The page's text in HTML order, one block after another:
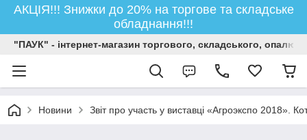
АКЦІЯ!!! Знижки до 20% на торгове та складське
обладнання!!!
"ПАУК" - інтернет-магазин торгового, складського,
Новини Звіт про участь у виставці «Агроэкспо 2018».